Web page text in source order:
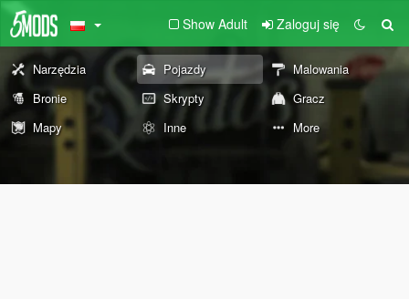
Show Adult Zaloguj się
Narzędzia Pojazdy
Malowania
Bronie
Skrypty
Gracz
Mapy
Inne More